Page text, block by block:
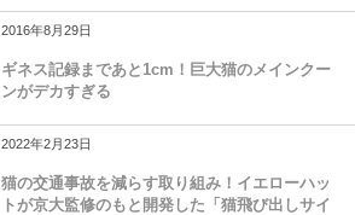
2016年8月29日
ギネス記録まであと1cm！巨大猫のメインクー
ンがデカすぎる
2022年2月23日
猫の交通事故を減らす取り組み！イエローハッ
トが京大監修のもと開発した「猫飛び出しサイ